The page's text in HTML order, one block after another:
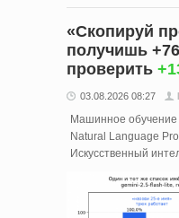
«Скопируй
получишь
проверить
03.08.2026 08:27
Машинное обучение
Natural Language
Искусственный